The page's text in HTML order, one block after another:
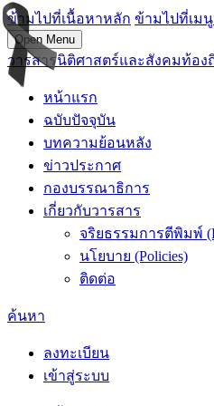
ข้ามไปที่เนื้อหาหลัก ข้ามไปที่เม
Open Menu
วารสารนิติศาสตร์และสังคมท้อง
หน้าแรก
ฉบับปัจจุบัน
บทความย้อนหลัง
ข่าวประกาศ
กองบรรณาธิการ
เกี่ยวกับวารสาร
จริยธรรมการตีพิมพ์
นโยบาย (Policies)
ติดต่อ
ค้นหา
ลงทะเบียน
เข้าสู่ระบบ